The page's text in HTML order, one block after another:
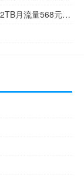
OwOCloud沪日iplc专线限量年付循环69折，2TB月流量568元/月，支持支付宝/微信支付